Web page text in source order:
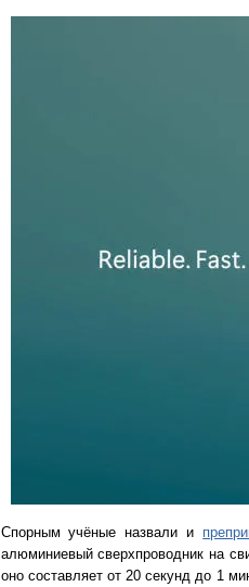
Спорным учёные назвали и
алюминиевый сверхпроводник на
оно составляет от 20 секунд до 1